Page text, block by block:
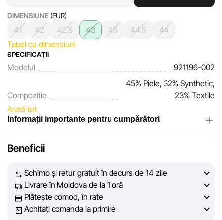
DIMENSIUNE (EUR)
41 42 42.5 43 45 44.5
44
Tabel cu dimensiuni
SPECIFICAŢII
Modelul 921196-002
Compozitie
45% Piele, 32% Synthetic,
23% Textile
Arată tot
Informații importante pentru cumpărători
încrederea clienților noștri. În fiecare zi depunem eforturi
prezentate pe site să fie cât mai complete, obiective și
actuale. Scopul nostru este să vă oferim informații corecte și
veridice, pentru ca dvs. să puteți lua cea mai bună decizie
de cumpărare.
Beneficii
Schimb și retur gratuit în decurs de 14 zile
Livrare în Moldova de la 1 oră
Plătește comod, în rate
Achitați comanda la primire